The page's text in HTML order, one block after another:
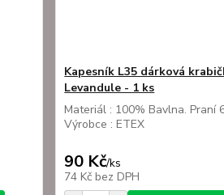
Kapesník L35 dárková
Levandule - 1 ks
Materiál : 100% Bavlna. Praní
Výrobce : ETEX
90 Kč/ks
74 Kč bez DPH